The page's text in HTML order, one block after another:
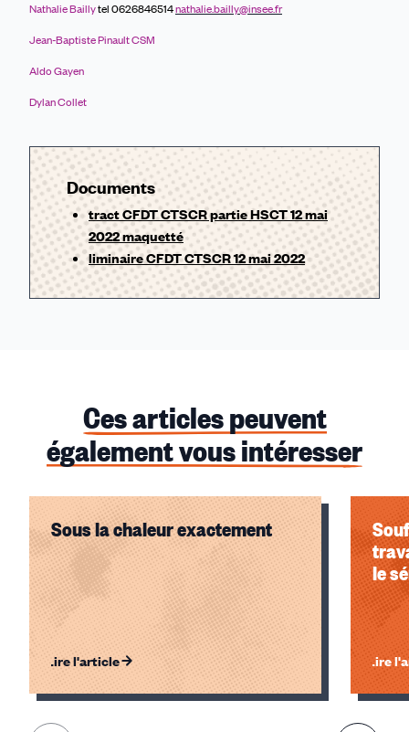
Nathalie Baillytel 0626846514nathalie.bailly@insee.fr
Jean-Baptiste Pinault CSM
Aldo Gayen
Dylan Collet
Documents
tract CFDT CTSCR partie HSCT 12 mai
2022 maquetté
liminaire CFDT CTSCR 12 mai 2022
Ces articles peuvent
également vous intéresser
Sous la chaleur exactement
Lire l'article
le
Lire